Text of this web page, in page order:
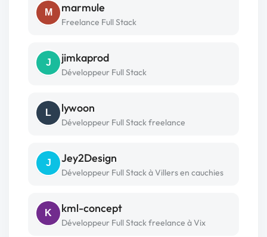
M marmule
Freelance Full Stack
J jimkaprod
Développeur Full Stack
L lywoon
Développeur Full Stack freelance
J Jey2Design
Développeur Full Stack à Villers en cauchies
K kml-concept
Développeur Full Stack freelance à Vix